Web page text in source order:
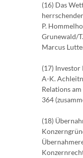
(16) Das
P.
Grunewald/
Marcus
(17) Investor
A-K.
Relations
364
(18)